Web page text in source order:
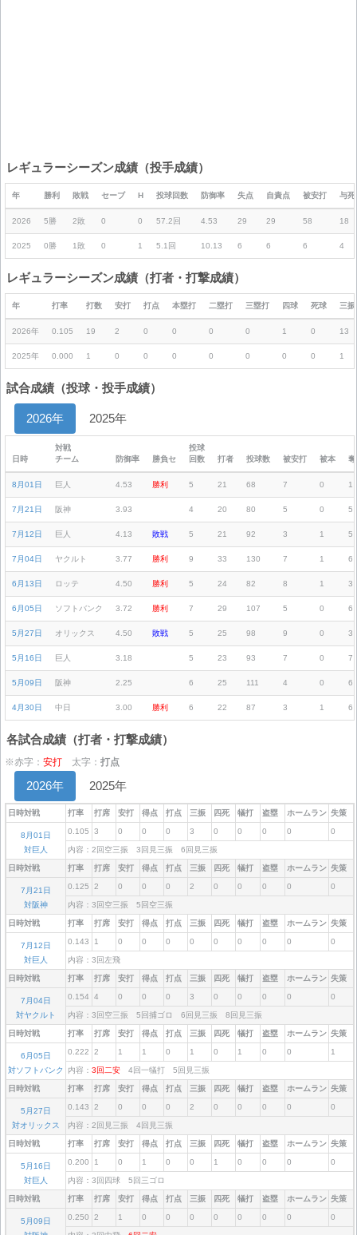
レギュラーシーズン成績（投手成績）
年 勝利 敗戦 セーブ H 投球回数 防御率 失点 自責点 被安打 与死
2026 5勝 2敗 0 0 57.2回 4.53 29 29 58 18
2025 0勝 1敗 0 1 5.1回 10.13 6 6 6 4
レギュラーシーズン成績（打者・打撃成績）
年 打率 打数 安打 打点 本塁打 二塁打 三塁打 四球 死球 三振
2026年 0.105 19 2 0 0 0 0 1 0 13
2025年 0.000 1 0 0 0 0 0 0 0 1
試合成績（投球・投手成績）
2026年 2025年
日時
対戦
チーム
防御率 勝負セ
投球
回数
打者 投球数 被安打 被本
8月01日 巨人 4.53 勝利 5 21 68 7 0 1
7月21日 阪神 3.93 4 20 80 5 0 5
7月12日 巨人 4.13 敗戦 5 21 92 3 1 5
7月04日 ヤクルト 3.77 勝利 9 33 130 7 1 6
6月13日 ロッテ 4.50 勝利 5 24 82 8 1 3
6月05日 ソフトバンク 3.72 勝利 7 29 107 5 0 6
5月27日 オリックス 4.50 敗戦 5 25 98 9 0 3
5月16日 巨人 3.18 5 23 93 7 0 7
5月09日 阪神 2.25 6 25 111 4 0 6
4月30日 中日 3.00 勝利 6 22 87 3 1 6
各試合成績（打者・打撃成績）
※赤字： 安打 太字： 打点
2026年 2025年
日時対戦 打率 打席 安打 得点 打点 三振 四死 犠打 盗塁 ホームラン 失策
8月01日
対巨人
0.105 3 0 0 0 3 0 0 0 0 0
内容：2回空三振 3回見三振 6回見三振
日時対戦 打率 打席 安打 得点 打点 三振 四死 犠打 盗塁 ホームラン 失策
7月21日
対阪神
0.125 2 0 0 0 2 0 0 0 0 0
内容：3回空三振 5回空三振
日時対戦 打率 打席 安打 得点 打点 三振 四死 犠打 盗塁 ホームラン 失策
7月12日
対巨人
0.143 1 0 0 0 0 0 0 0 0 0
内容：3回左飛
日時対戦 打率 打席 安打 得点 打点 三振 四死 犠打 盗塁 ホームラン 失策
7月04日
対ヤクルト
0.154 4 0 0 0 3 0 0 0 0 0
内容：3回空三振 5回捕ゴロ 6回見三振 8回見三振
日時対戦 打率 打席 安打 得点 打点 三振 四死 犠打 盗塁 ホームラン 失策
6月05日
対ソフトバンク
0.222 2 1 1 0 1 0 1 0 0 1
内容： 3回二安 4回一犠打 5回見三振
日時対戦 打率 打席 安打 得点 打点 三振 四死 犠打 盗塁 ホームラン 失策
5月27日
対オリックス
0.143 2 0 0 0 2 0 0 0 0 0
内容：2回見三振 4回見三振
日時対戦 打率 打席 安打 得点 打点 三振 四死 犠打 盗塁 ホームラン 失策
5月16日
対巨人
0.200 1 0 1 0 0 1 0 0 0 0
内容：3回四球 5回三ゴロ
日時対戦 打率 打席 安打 得点 打点 三振 四死 犠打 盗塁 ホームラン 失策
5月09日
0.250 2 1 0 0 0 0 0 0 0 0